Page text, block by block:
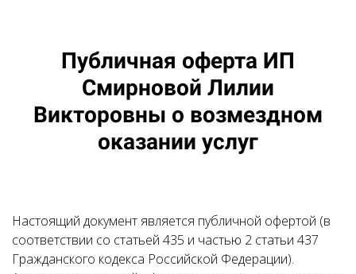
Публичная оферта ИП
Смирновой Лилии
Викторовны о возмездном
оказании услуг
Настоящий документ является публичной офертой (в
соответствии со статьей 435 и частью 2 статьи 437
Гражданского кодекса Российской Федерации).